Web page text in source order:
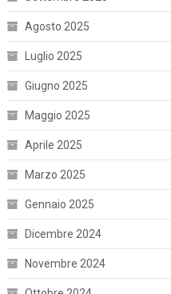
Agosto 2025
Luglio 2025
Giugno 2025
Maggio 2025
Aprile 2025
Marzo 2025
Gennaio 2025
Dicembre 2024
Novembre 2024